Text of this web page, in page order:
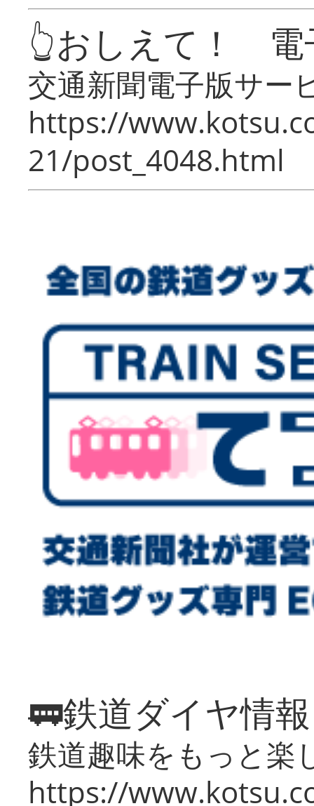
👆おしえて！ 電
交通新聞電子版サー
https://
21/post_4048.html
🚃鉄道ダイヤ情
鉄道趣味をもっと楽
https://